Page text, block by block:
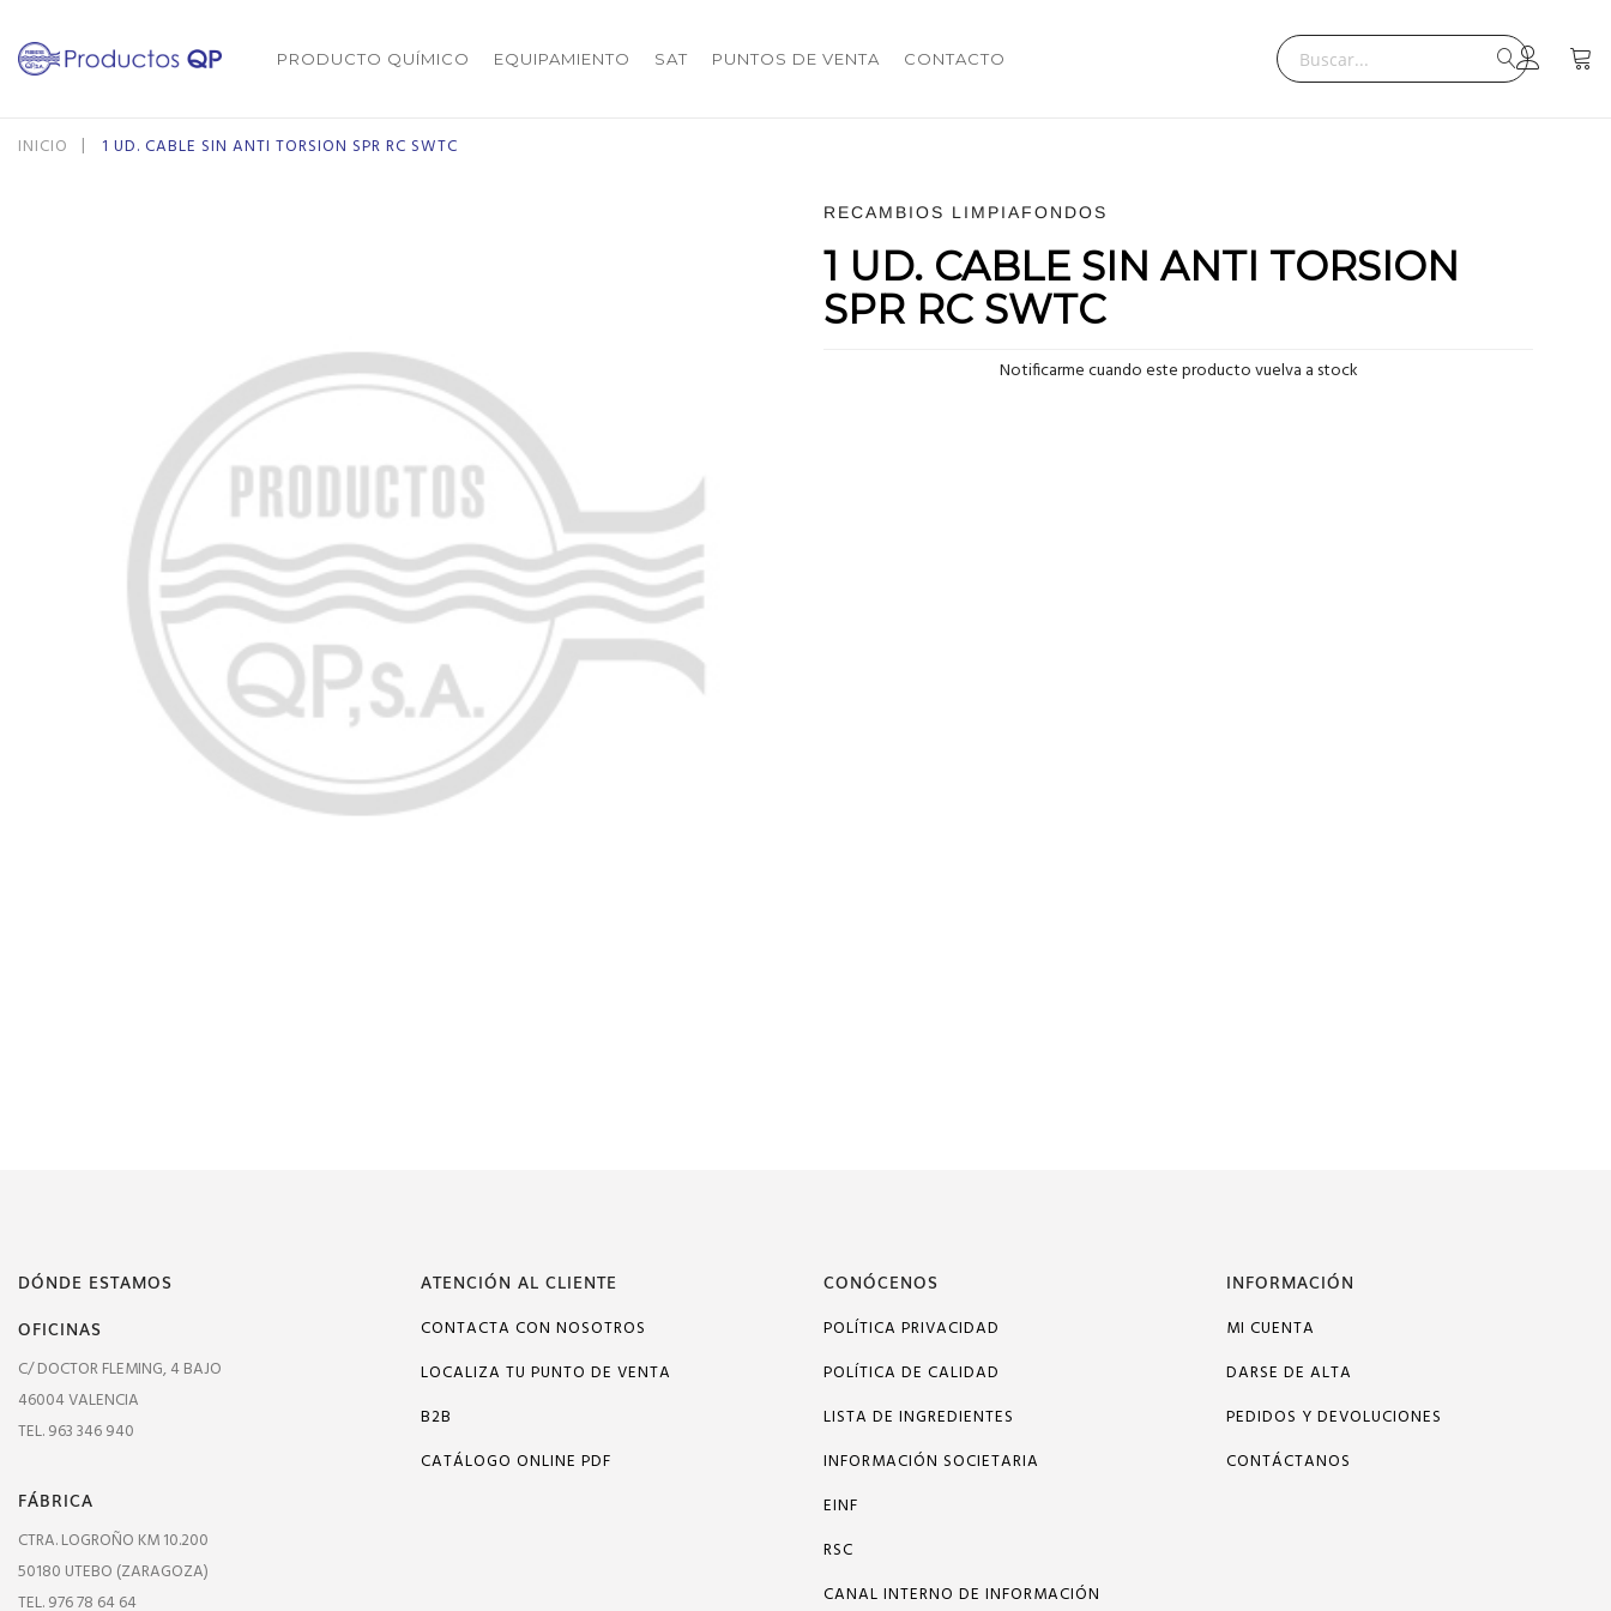
PRODUCTO QUÍMICO EQUIPAMIENTO SAT PUNTOS DE VENTA CONTACTO Search
Search Mi
INICIO 1 UD. CABLE SIN ANTI TORSION SPR RC SWTC
RECAMBIOS LIMPIAFONDOS
1 UD. CABLE SIN ANTI TORSION
SPR RC SWTC
Notificarme cuando este producto vuelva a stock
DÓNDE ESTAMOS
OFICINAS
C/ DOCTOR FLEMING, 4 BAJO
46004 VALENCIA
TEL. 963 346 940
FÁBRICA
CTRA. LOGROÑO KM 10.200
50180 UTEBO (ZARAGOZA)
TEL. 976 78 64 64
ATENCIÓN AL CLIENTE
CONTACTA CON NOSOTROS
LOCALIZA TU PUNTO DE VENTA
B2B
CATÁLOGO ONLINE PDF
CONÓCENOS
POLÍTICA PRIVACIDAD
POLÍTICA DE CALIDAD
LISTA DE INGREDIENTES
INFORMACIÓN SOCIETARIA
EINF
RSC
CANAL INTERNO DE INFORMACIÓN
INFORMACIÓN
MI CUENTA
DARSE DE ALTA
PEDIDOS Y DEVOLUCIONES
CONTÁCTANOS